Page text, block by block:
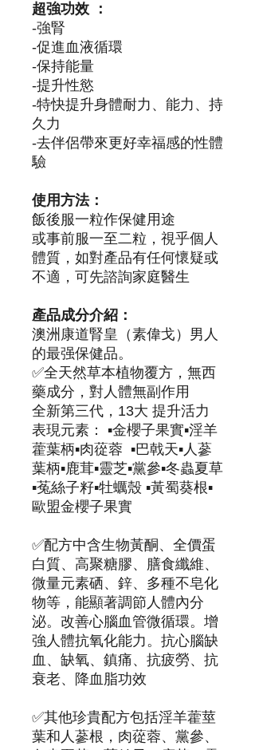
超強功效 ：
-強腎
-促進血液循環
-保持能量
-提升性慾
-特快提升身體耐力、能力、持
久力
-去伴侶帶來更好幸福感的性體
驗
使用方法：
飯後服一粒作保健用途
或事前服一至二粒，視乎個人
體質，如對產品有任何懷疑或
不適，可先諮詢家庭醫生
產品成分介紹：
澳洲康道腎皇（素偉戈）男人
的最强保健品。
✅全天然草本植物覆方，無西
藥成分，對人體無副作用
全新第三代，13大 提升活力
表現元素： ▪️金櫻子果實▪️淫羊
藿葉柄▪️肉蓯蓉 ▪️巴戟天▪️人蔘
葉柄▪️鹿茸▪️靈芝▪️黨參▪️冬蟲夏草
▪️菟絲子籽▪️牡蠣殼 ▪️黃蜀葵根▪️
歐盟金櫻子果實
✅配方中含生物黃酮、全價蛋
白質、高聚糖膠、膳食纖維、
微量元素硒、鋅、多種不皂化
物等，能顯著調節人體內分
泌。改善心腦血管微循環。增
強人體抗氧化能力。抗心腦缺
血、缺氧、鎮痛、抗疲勞、抗
衰老、降血脂功效
✅其他珍貴配方包括淫羊藿莖
葉和人蔘根，肉蓯蓉、黨參、